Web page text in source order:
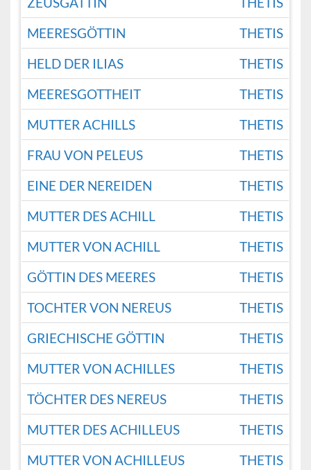
MEERESGÖTTIN
THETIS
HELD DER ILIAS
THETIS
MEERESGOTTHEIT
THETIS
MUTTER ACHILLS
THETIS
FRAU VON PELEUS
THETIS
EINE DER NEREIDEN
THETIS
MUTTER DES ACHILL
THETIS
MUTTER VON ACHILL
THETIS
GÖTTIN DES MEERES
THETIS
TOCHTER VON NEREUS
THETIS
GRIECHISCHE GÖTTIN
THETIS
MUTTER VON ACHILLES
THETIS
TÖCHTER DES NEREUS
THETIS
MUTTER DES ACHILLEUS
THETIS
MUTTER VON ACHILLEUS
THETIS